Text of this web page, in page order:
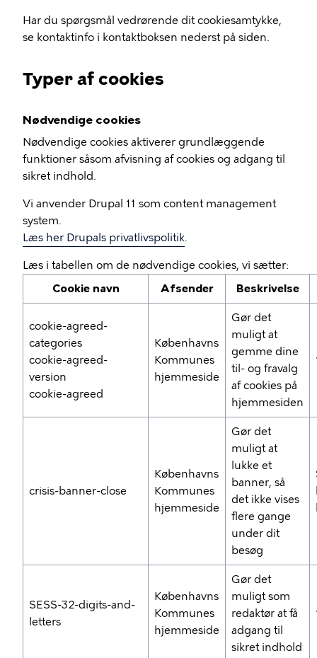
Har du spørgsmål vedrørende dit cookiesamtykke,
se kontaktinfo i kontaktboksen nederst på siden.
Typer af cookies
Nødvendige cookies
Nødvendige cookies aktiverer grundlæggende
funktioner såsom afvisning af cookies og adgang til
sikret indhold.
Vi anvender Drupal 11 som content management
system.
Læs her Drupals privatlivspolitik.
Læs i tabellen om de nødvendige cookies, vi sætter:
Cookie navn
Afsender Beskrivelse
cookie-agreed-
categories
cookie-agreed-
version
cookie-agreed
Københavns
Kommunes
hjemmeside
Gør det
muligt at
gemme dine
til- og fravalg
af cookies på
hjemmesiden
crisis-banner-close
Københavns
Kommunes
hjemmeside
Gør det
muligt at
lukke et
banner, så
det ikke vises
flere gange
under dit
besøg
SESS-32-digits-and-
letters
Københavns
Kommunes
hjemmeside
Gør det
muligt som
redaktør at få
adgang til
sikret indhold